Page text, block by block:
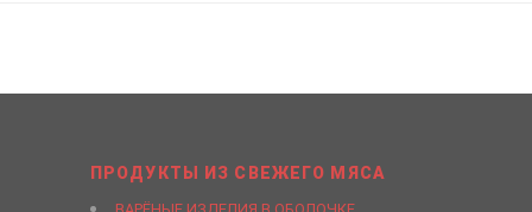
ПРОДУКТЫ ИЗ СВЕЖЕГО МЯСА